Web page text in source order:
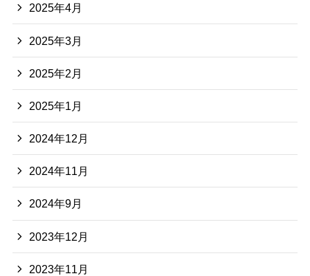
2025年4月
2025年3月
2025年2月
2025年1月
2024年12月
2024年11月
2024年9月
2023年12月
2023年11月